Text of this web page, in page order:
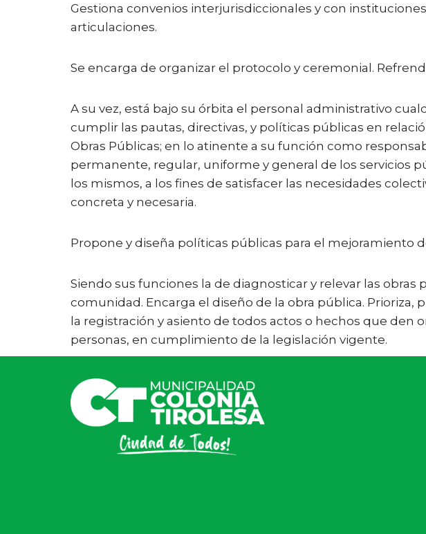
Gestiona convenios interjurisdiccionales y con
articulaciones.
Se encarga de organizar el protocolo y ceremonial.
A su vez, está bajo su órbita el personal administrativo
cumplir las pautas, directivas, y políticas públicas en
Obras Públicas; en lo atinente a su función como
permanente, regular, uniforme y general de los servicios
los mismos, a los fines de satisfacer las necesidades
concreta y necesaria.
Propone y diseña políticas públicas para el mejoramiento
Siendo sus funciones la de diagnosticar y relevar las
comunidad. Encarga el diseño de la obra pública. Prioriza,
la registración y asiento de todos actos o hechos que den
personas, en cumplimiento de la legislación vigente.